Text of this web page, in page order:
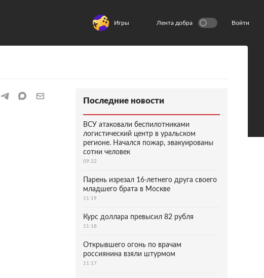
Игры Лента добра Войти
Последние новости
ВСУ атаковали беспилотниками
логистический центр в уральском
регионе. Начался пожар, эвакуированы
сотни человек
09:22
Парень изрезал 16-летнего друга своего
младшего брата в Москве
11:19
Курс доллара превысил 82 рубля
11:18
Открывшего огонь по врачам
россиянина взяли штурмом
11:17